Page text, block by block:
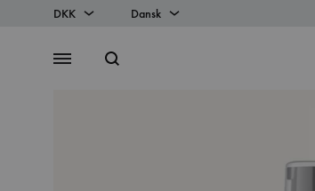
DKK Dansk
MenuSearch